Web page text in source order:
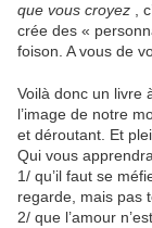
que vous croyez ,
crée des «
foison. A vous de
Voilà donc un livre
l’image de notre
et déroutant. Et
Qui vous
1/ qu’il faut se
regarde, mais pas
2/ que l’amour